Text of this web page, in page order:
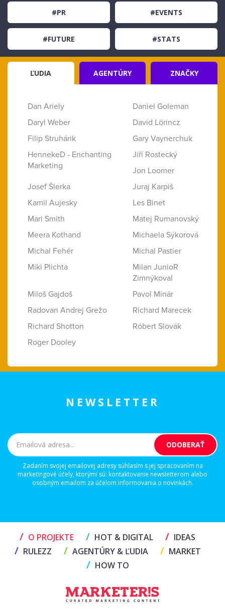
#PR #EVENTS
#FUTURE #STATS
ĽUDIA AGENTÚRY ZNAČKY
Dan Ariely
Daniel Goleman
Daryl Weber
David Lörincz
Filip Struhárik
Gary Vaynerchuk
HennekeD - Enchanting
Marketing
Jiří Rostecký
Jon Loomer
Josef Šlerka
Juraj Karpiš
Kamil Aujesky
Les Binet
Mari Smith
Matej Rumanovský
Meera Kothand
Michaela Sýkorová
Michal Fehér
Michal Pastier
Miki Plichta
Milan JunioR
Zimnýkoval
Miloš Gajdoš
Pavol Minár
Radovan Andrej Grežo
Richard Marecek
Richard Shotton
Róbert Slovák
Roger Dooley
NEWSLETTER
Zadaním svojej emailovej adresy súhlasím s jej spracovaním na
marketingové účely, ktorými sú: kontaktovanie newsletterom alebo
osobným emailom za účelom informovania o novinkách.
/ O PROJEKTE / HOT & DIGITAL / IDEAS
/ RULEZZ / AGENTÚRY & ĽUDIA / MARKET
/ HOW TO